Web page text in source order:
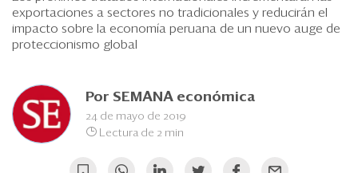
Eventos
Ranking CEO
Edición Impresa
exportaciones a sectores no tradicionales y reducirán el
impacto sobre la economía peruana de un nuevo auge de
proteccionismo global
Por SEMANA económica
24 de mayo de 2019
Lectura de 2 min